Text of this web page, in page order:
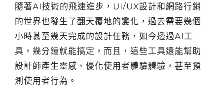
隨著AI技術的飛速進步，UI/UX設計和網路行銷
的世界也發生了翻天覆地的變化，過去需要幾個
小時甚至幾天完成的設計任務，如今透過AI工
具，幾分鐘就能搞定，而且，這些工具還能幫助
設計師產生靈感、優化使用者體驗體驗，甚至預
測使用者行為。